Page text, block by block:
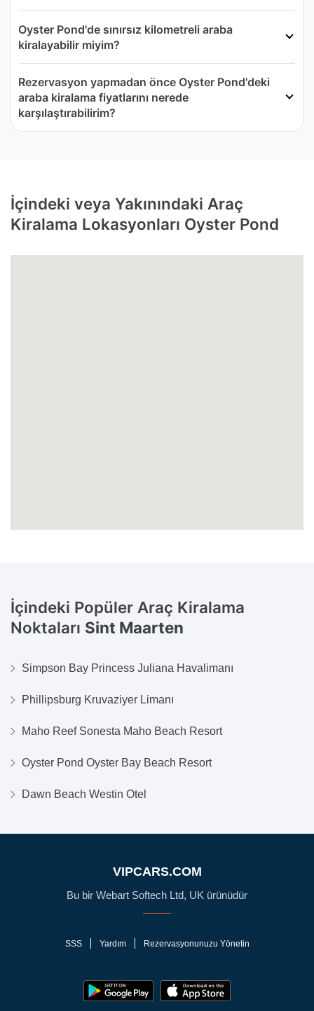
Oyster Pond'de sınırsız kilometreli araba
kiralayabilir miyim?
Rezervasyon yapmadan önce Oyster Pond'deki
araba kiralama fiyatlarını nerede
karşılaştırabilirim?
İçindeki veya Yakınındaki Araç
Kiralama Lokasyonları Oyster Pond
İçindeki Popüler Araç Kiralama
Noktaları Sint Maarten
Simpson Bay Princess Juliana Havalimanı
Phillipsburg Kruvaziyer Limanı
Maho Reef Sonesta Maho Beach Resort
Oyster Pond Oyster Bay Beach Resort
Dawn Beach Westin Otel
VIPCARS.COM
Bu bir Webart Softech Ltd, UK ürünüdür
SSS Yardım Rezervasyonunuzu Yönetin